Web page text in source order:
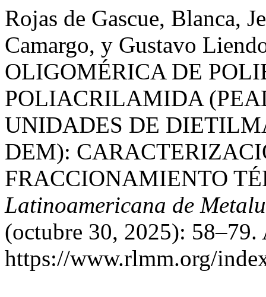
Rojas de Gascue, Blanca,
Camargo, y Gustavo
OLIGOMÉRICA DE
POLIACRILAMIDA
UNIDADES DE
DEM):
FRACCIONAMIENTO
Latinoamericana de
(octubre 30, 2025):
https://www.rlmm.org/